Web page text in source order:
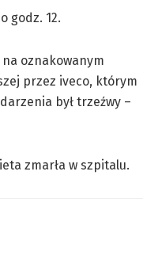
godz. 12.
oznakowanym
przez iveco, którym
był trzeźwy –
zmarła w szpitalu.